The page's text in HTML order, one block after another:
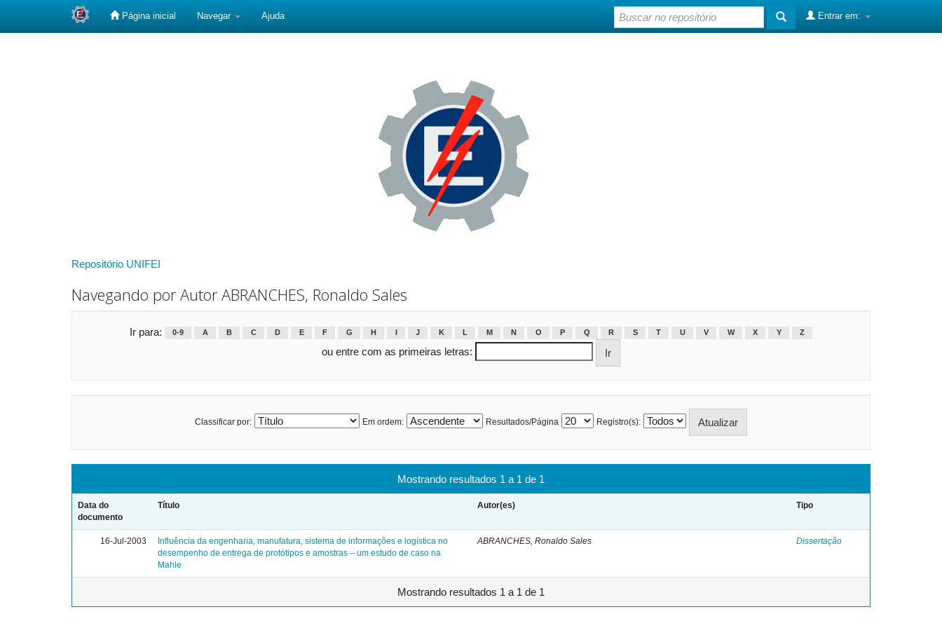
Página inicial Navegar Ajuda Entrar em:
Repositório UNIFEI
Navegando por Autor ABRANCHES, Ronaldo Sales
Ir para: 0-9 A B C D E F G H J K L M N O P Q R S T U V W X Y Z
ou entre com as primeiras letras:
Classificar por: Em ordem: Resultados/Página Registro(s):
Mostrando resultados 1 a 1 de 1
Data do
documento
Título Autor(es) Tipo
16-Jul-2003
Influência da engenharia, manufatura, sistema de informações e logística no
desempenho de entrega de protótipos e amostras – um estudo de caso na
Mahle
ABRANCHES, Ronaldo Sales Dissertação
Mostrando resultados 1 a 1 de 1